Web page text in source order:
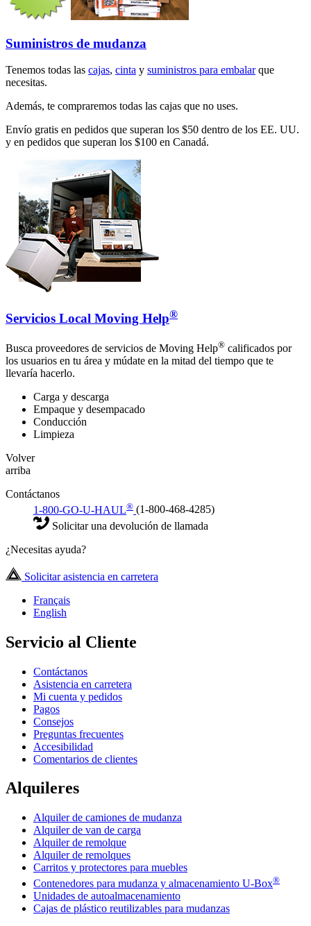
Suministros de mudanza
Tenemos todas las cajas, cinta y suministros para embalarque
necesitas.
Además, te compraremos todas las cajas que no uses.
Envío gratis en pedidos que superan los $50 dentro de los EE. UU.
y en pedidos que superan los $100 en Canadá.
Servicios Local Moving Help®
Busca proveedores de servicios de Moving Help® calificados por
los usuarios en tu área y múdate en la mitad del tiempo que te
llevaría hacerlo.
Carga y descarga
Empaque y desempacado
Conducción
Limpieza
Volver
arriba
Contáctanos
1-800-GO-U-HAUL® (1-800-468-4285)
Solicitar una devolución de llamada
¿Necesitas ayuda?
Solicitar asistencia en carretera
Français
English
Servicio al Cliente
Contáctanos
Asistencia en carretera
Mi cuenta y pedidos
Pagos
Consejos
Preguntas frecuentes
Accesibilidad
Comentarios de clientes
Alquileres
Alquiler de camiones de mudanza
Alquiler de van de carga
Alquiler de remolque
Alquiler de remolques
Carritos y protectores para muebles
Contenedores para mudanza y almacenamiento U-Box®
Unidades de autoalmacenamiento
Cajas de plástico reutilizables para mudanzas